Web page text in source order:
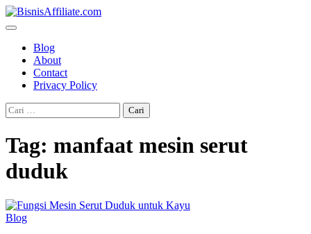
Skip
to
Blog
About
Contact
Privacy Policy
Cari
untuk:
Tag: manfaat mesin serut
duduk
Blog